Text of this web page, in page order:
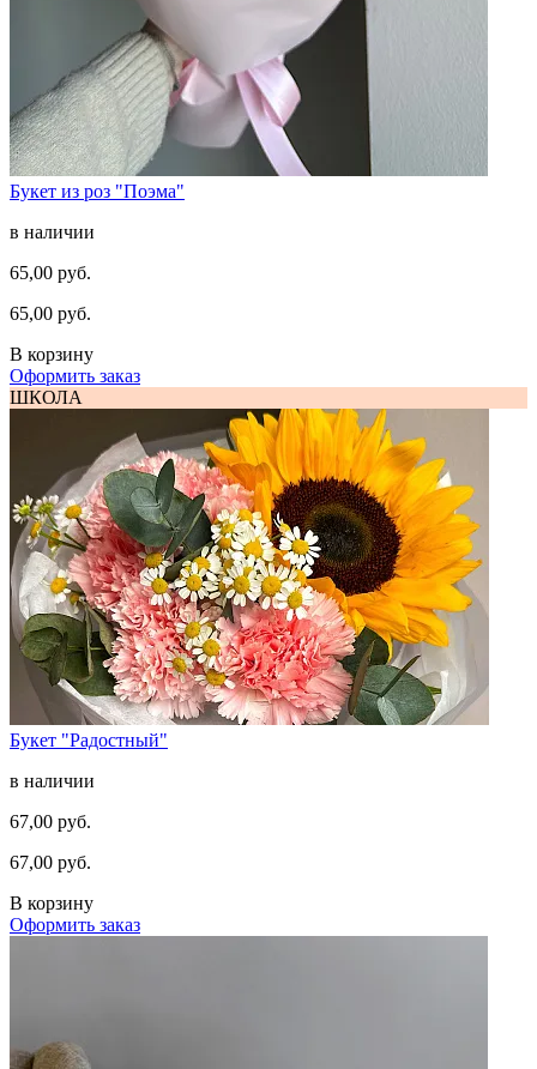
Букет из роз "Поэма"
в наличии
65,00 руб.
65,00 руб.
В корзину
Оформить заказ
ШКОЛА
Букет "Радостный"
в наличии
67,00 руб.
67,00 руб.
В корзину
Оформить заказ